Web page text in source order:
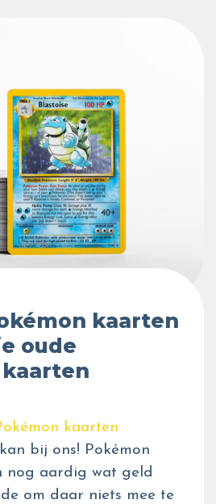
kaarten
oude
kaarten
bij ons! Pokémon
nog aardig wat geld
om daar niets mee te